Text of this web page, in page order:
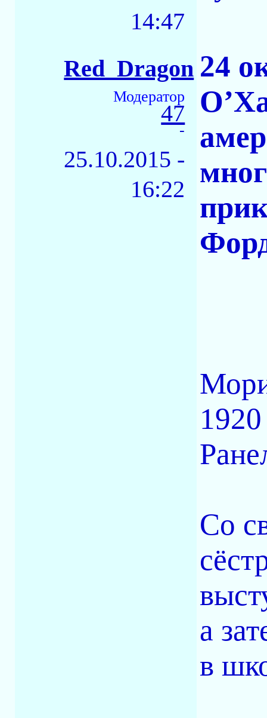
14:47
Red_Dragon
Модератор
47
-
25.10.2015 -
16:22
24
Со
а
в